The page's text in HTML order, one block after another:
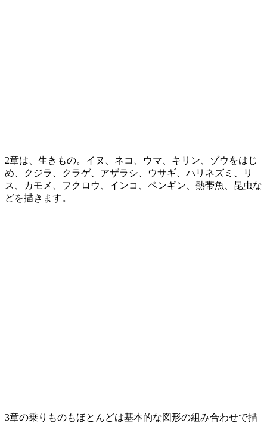
2章は、生きもの。イヌ、ネコ、ウマ、キリン、ゾウをはじ
め、クジラ、クラゲ、アザラシ、ウサギ、ハリネズミ、リ
ス、カモメ、フクロウ、インコ、ペンギン、熱帯魚、昆虫な
どを描きます。
3章の乗りものもほとんどは基本的な図形の組み合わせで描